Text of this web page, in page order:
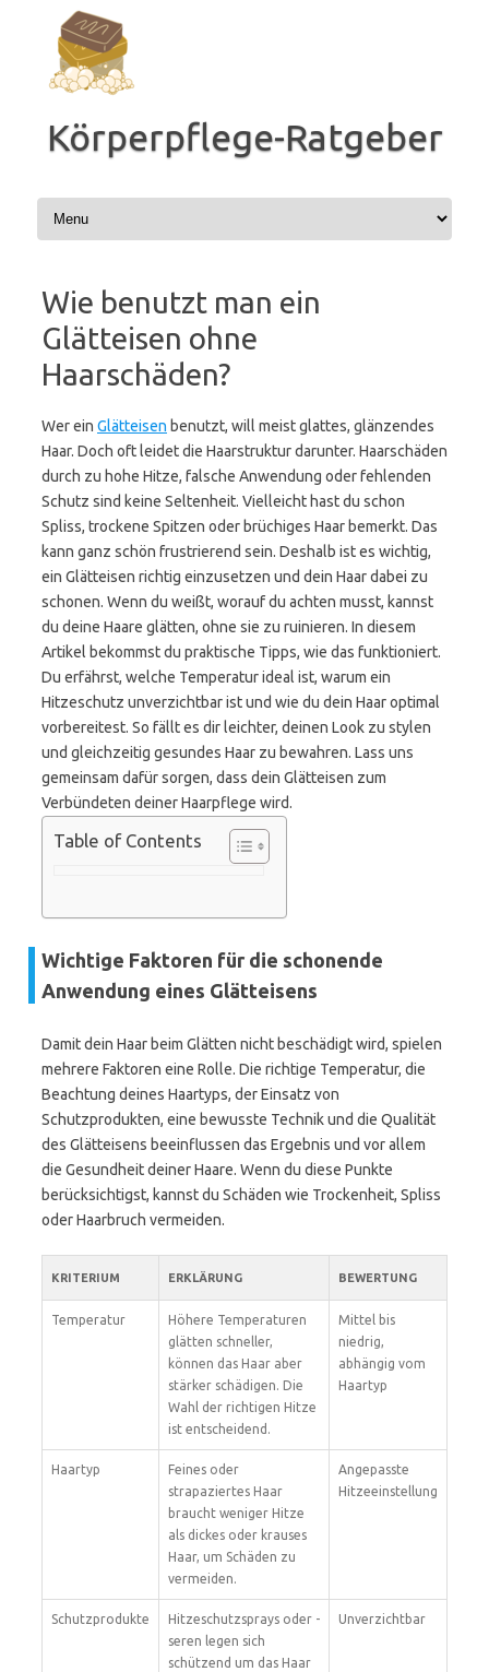
Inhalt
springen
Körperpflege-Ratgeber
Wie benutzt man ein
Glätteisen ohne
Haarschäden?
Wer ein Glätteisen benutzt, will meist glattes, glänzendes
Haar. Doch oft leidet die Haarstruktur darunter. Haarschäden
durch zu hohe Hitze, falsche Anwendung oder fehlenden
Schutz sind keine Seltenheit. Vielleicht hast du schon
Spliss, trockene Spitzen oder brüchiges Haar bemerkt. Das
kann ganz schön frustrierend sein. Deshalb ist es wichtig,
ein Glätteisen richtig einzusetzen und dein Haar dabei zu
schonen. Wenn du weißt, worauf du achten musst, kannst
du deine Haare glätten, ohne sie zu ruinieren. In diesem
Artikel bekommst du praktische Tipps, wie das funktioniert.
Du erfährst, welche Temperatur ideal ist, warum ein
Hitzeschutz unverzichtbar ist und wie du dein Haar optimal
vorbereitest. So fällt es dir leichter, deinen Look zu stylen
und gleichzeitig gesundes Haar zu bewahren. Lass uns
gemeinsam dafür sorgen, dass dein Glätteisen zum
Verbündeten deiner Haarpflege wird.
Table of Contents
Wichtige Faktoren für die schonende
Anwendung eines Glätteisens
Damit dein Haar beim Glätten nicht beschädigt wird, spielen
mehrere Faktoren eine Rolle. Die richtige Temperatur, die
Beachtung deines Haartyps, der Einsatz von
Schutzprodukten, eine bewusste Technik und die Qualität
des Glätteisens beeinflussen das Ergebnis und vor allem
die Gesundheit deiner Haare. Wenn du diese Punkte
berücksichtigst, kannst du Schäden wie Trockenheit, Spliss
oder Haarbruch vermeiden.
KRITERIUM ERKLÄRUNG BEWERTUNG
Temperatur
Höhere Temperaturen
glätten schneller,
können das Haar aber
stärker schädigen. Die
Wahl der richtigen Hitze
ist entscheidend.
Mittel bis
niedrig,
abhängig vom
Haartyp
Haartyp
Feines oder
strapaziertes Haar
braucht weniger Hitze
als dickes oder krauses
Haar, um Schäden zu
vermeiden.
Angepasste
Hitzeeinstellung
Schutzprodukte
Hitzeschutzsprays oder -
seren legen sich
schützend um das Haar
Unverzichtbar